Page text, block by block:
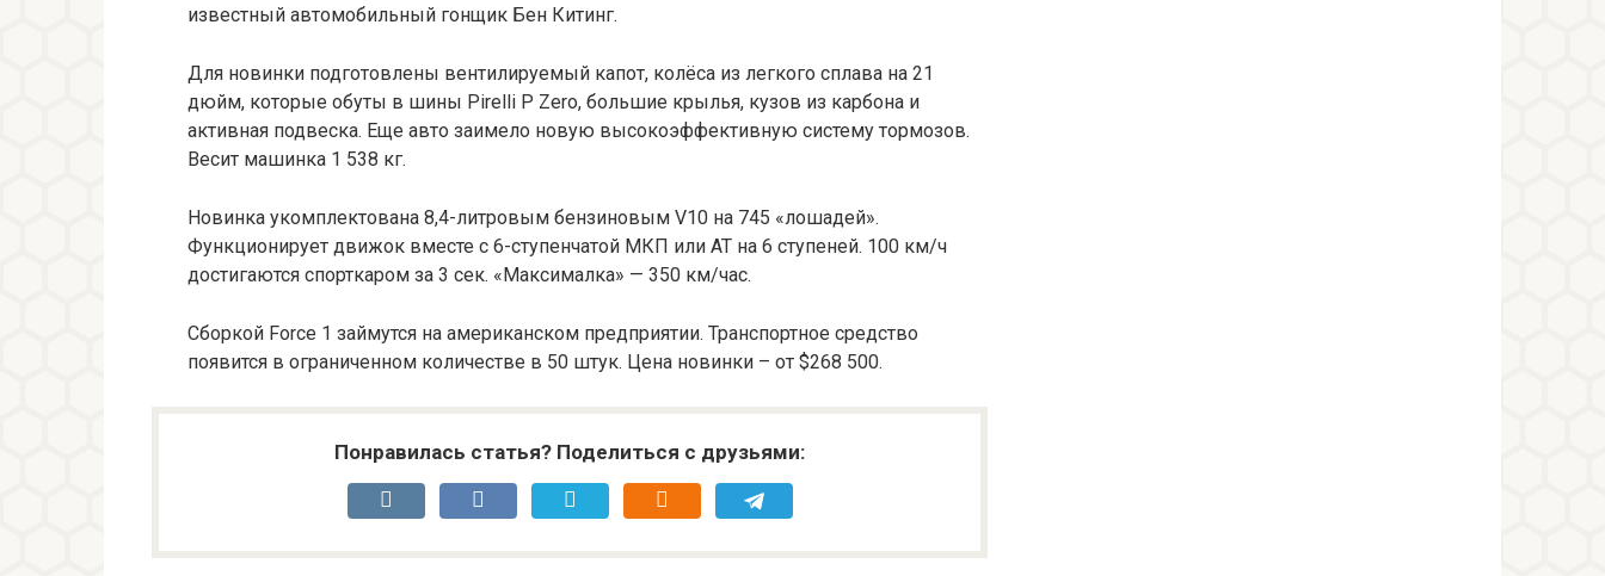
известный автомобильный гонщик Бен Китинг.
Для новинки подготовлены вентилируемый капот, колёса из легкого сплава на 21
дюйм, которые обуты в шины Pirelli P Zero, большие крылья, кузов из карбона и
активная подвеска. Еще авто заимело новую высокоэффективную систему тормозов.
Весит машинка 1 538 кг.
Новинка укомплектована 8,4-литровым бензиновым V10 на 745 «лошадей».
Функционирует движок вместе с 6-ступенчатой МКП или АТ на 6 ступеней. 100 км/ч
достигаются спорткаром за 3 сек. «Максималка» — 350 км/час.
Сборкой Force 1 займутся на американском предприятии. Транспортное средство
появится в ограниченном количестве в 50 штук. Цена новинки – от $268 500.
Понравилась статья? Поделиться с друзьями: